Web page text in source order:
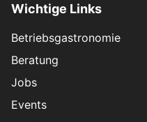
Wichtige Links
Betriebsgastronomie
Beratung
Jobs
Events